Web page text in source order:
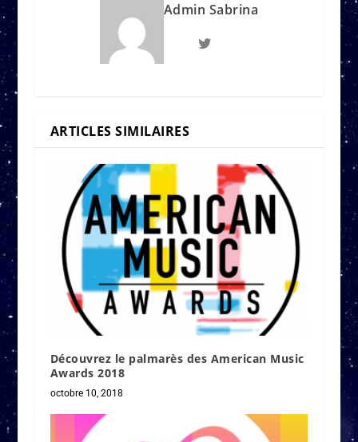
Admin Sabrina
ARTICLES SIMILAIRES
Découvrez le palmarès des American Music
Awards 2018
octobre 10, 2018